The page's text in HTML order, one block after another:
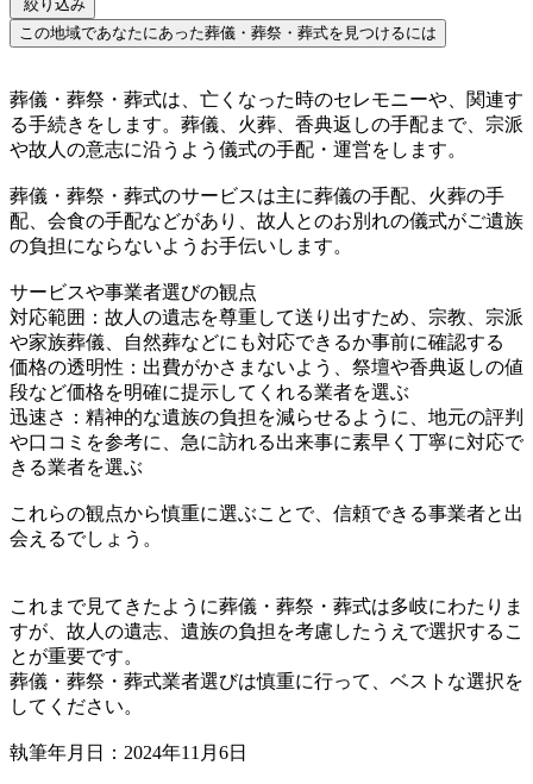
絞り込み
この地域であなたにあった葬儀・葬祭・葬式を見つけるには
葬儀・葬祭・葬式は、亡くなった時のセレモニーや、関連す
る手続きをします。葬儀、火葬、香典返しの手配まで、宗派
や故人の意志に沿うよう儀式の手配・運営をします。
葬儀・葬祭・葬式のサービスは主に葬儀の手配、火葬の手
配、会食の手配などがあり、故人とのお別れの儀式がご遺族
の負担にならないようお手伝いします。
サービスや事業者選びの観点
対応範囲：故人の遺志を尊重して送り出すため、宗教、宗派
や家族葬儀、自然葬などにも対応できるか事前に確認する
価格の透明性：出費がかさまないよう、祭壇や香典返しの値
段など価格を明確に提示してくれる業者を選ぶ
迅速さ：精神的な遺族の負担を減らせるように、地元の評判
や口コミを参考に、急に訪れる出来事に素早く丁寧に対応で
きる業者を選ぶ
これらの観点から慎重に選ぶことで、信頼できる事業者と出
会えるでしょう。
これまで見てきたように葬儀・葬祭・葬式は多岐にわたりま
すが、故人の遺志、遺族の負担を考慮したうえで選択するこ
とが重要です。
葬儀・葬祭・葬式業者選びは慎重に行って、ベストな選択を
してください。
執筆年月日：2024年11月6日